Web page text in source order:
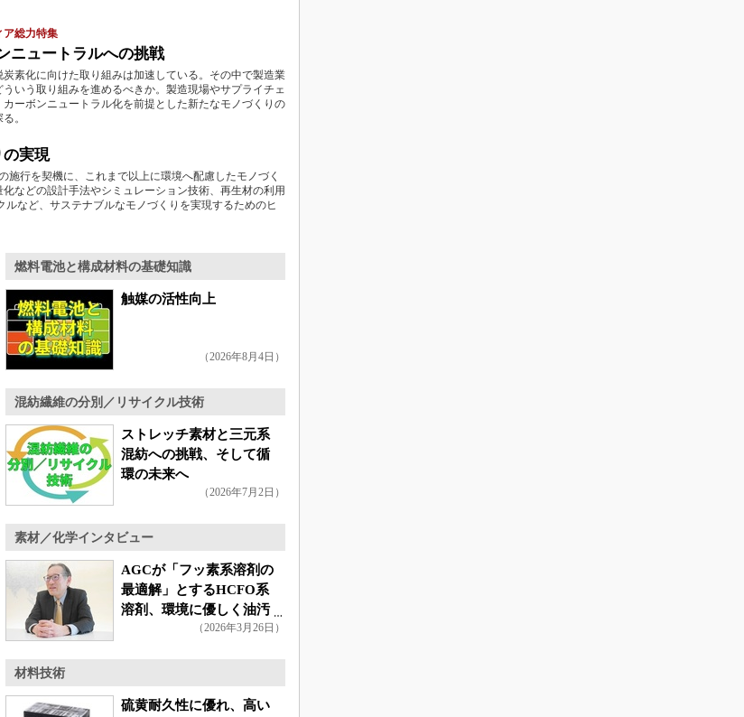
ア総力特集
ニュートラルへの挑戦
炭素化に向けた取り組みは加速している。その中で製造業
ういう取り組みを進めるべきか。製造現場やサプライチェ
カーボンニュートラル化を前提とした新たなモノづくりの
。
実現
施行を契機に、これまで以上に環境へ配慮したモノづく
などの設計手法やシミュレーション技術、再生材の利用
など、サステナブルなモノづくりを実現するためのヒ
燃料電池と構成材料の基礎知識
触媒の活性向上
（2026年8月4日）
混紡繊維の分別／リサイクル技術
ストレッチ素材と三元系
混紡への挑戦、そして循
環の未来へ
（2026年7月2日）
素材／化学インタビュー
AGCが「フッ素系溶剤の
最適解」とするHCFO系
溶剤、環境に優しく油汚
れも落とせる（2026年3月26日）
材料技術
硫黄耐久性に優れ、高い